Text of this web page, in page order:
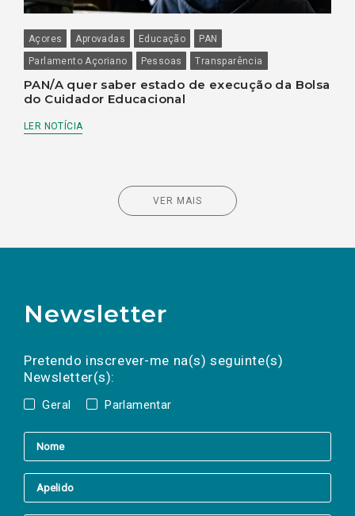
Açores Aprovadas Educação
PAN
Parlamento Açoriano
Pessoas Transparência
PAN/A quer saber estado de execução da Bolsa
do Cuidador Educacional
LER NOTÍCIA
VER MAIS
Newsletter
Pretendo inscrever-me na(s) seguinte(s)
Newsletter(s):
Geral Parlamentar
a(s) newsletter(s).
mail